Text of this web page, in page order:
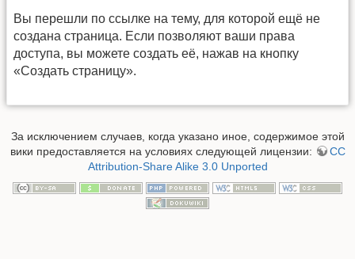
Вы перешли по ссылке на тему, для которой ещё не
создана страница. Если позволяют ваши права
доступа, вы можете создать её, нажав на кнопку
«Создать страницу».
За исключением случаев, когда указано иное, содержимое этой
вики предоставляется на условиях следующей лицензии:
CC
Attribution-Share Alike 3.0 Unported